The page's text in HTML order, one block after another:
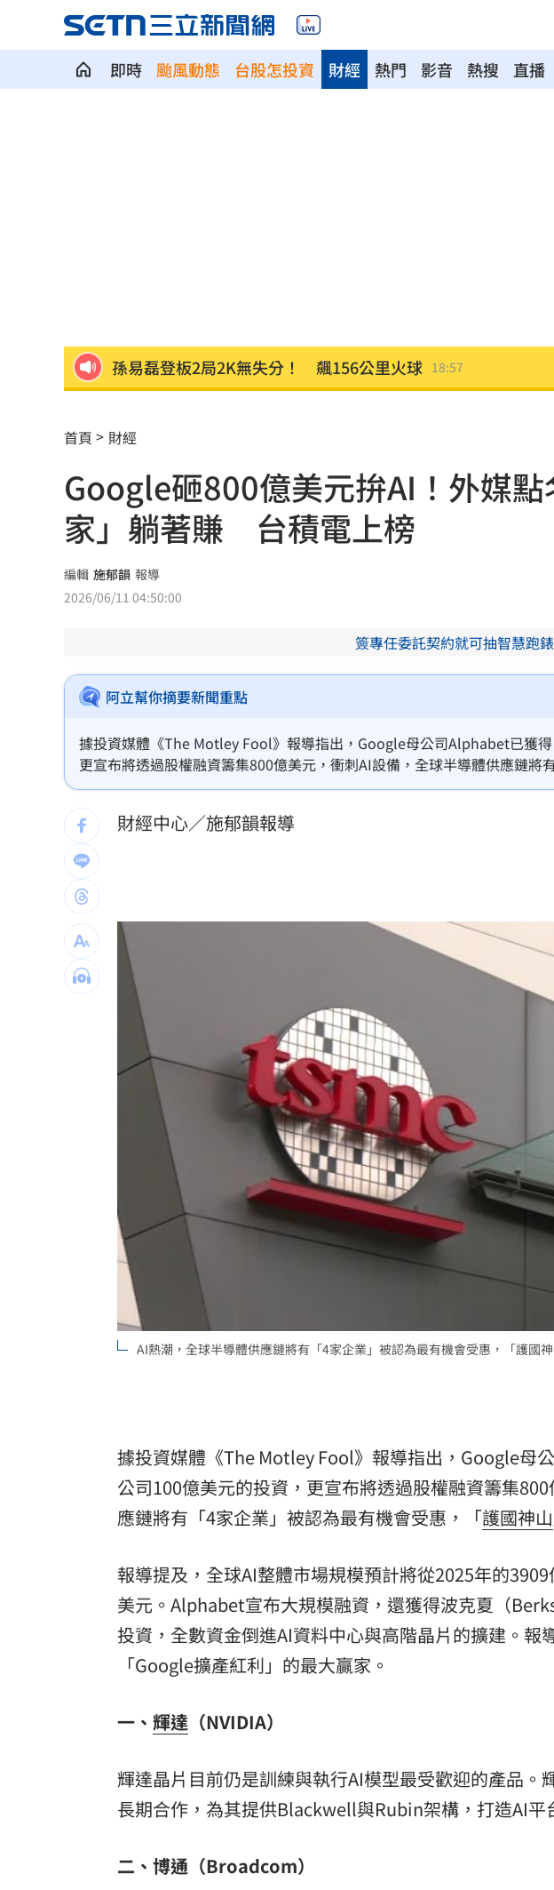
即時 颱風動態 台股怎投資 熱門 影音 熱搜 直播
財經
孫易磊登板2局2K無失分！ 飆156公里火球 18:57
颱風紫暴雨今晚開炸 估「這時」解除海警
傅家接班人幕僚酒駕遭移送！公所火速准辭 18:52
獅子座新月伴日蝕！12星座一週運勢出爐 18:45
桃猿二軍單場僅3投 副領隊曝下週可緩解
颱風硬闖海邊！巨浪來1家4剩3 男童被捲走
大盤收紅、正二反跌？ 拆解槓反ETF秒懂 18:39
白海豚逼近強降雨 石門單日狂洩508萬噸
專家喊台股「下週噴千點」關鍵訊號 18:33
男星拍足球戲正中要害 導演喊：效果很好 18:22
父親節辭世 前彰化市代蔡裕昌享壽71歲
2度要求修投手丘 魔力藍曝與布雷克有關 18:14
台灣彩券開獎直播中
LIVE三立+24小時直播 15:27
三立iNEWS新聞台線上直播 18:00
台彩父親節推新刮刮樂千萬頭獎超「爸」氣 12:00
商場戰國來臨 台中「頂奢大道」逐漸成形 12:00
「拍片人的多重宇宙」職涯論壇9/12登場！
8國球員齊聚高雄 Formosa 7s掀足球熱潮 10:00
理想混蛋號召粉絲跨海追星吃美食！ 18:15
首頁 財經
Google砸800億美元拚AI！外媒
家」躺著賺 台積電上榜
編輯 施郁韻 報導
2026/06/11 04:50:00
簽專任委託契約就可抽智慧跑錶
阿立幫你摘要新聞重點
據投資媒體《The Motley Fool》報導指出，Google母公司Alphabet已獲
更宣布將透過股權融資籌集800億美元，衝刺AI設備，全球半導體供應鏈將
神山」台積電也入列。
財經中心／施郁韻報導
AI熱潮，全球半導體供應鏈將有「4家企業」被認為最有機會受惠，「護國
據投資媒體《The Motley Fool》報導指出，Google母
公司100億美元的投資，更宣布將透過股權融資籌集
應鏈將有「4家企業」被認為最有機會受惠，「護國神山
報導提及，全球AI整體市場規模預計將從2025年的
美元。Alphabet宣布大規模融資，還獲得波克夏（
投資，全數資金倒進AI資料中心與高階晶片的擴建。報
「Google擴產紅利」的最大贏家。
一、 輝達 （NVIDIA）
輝達晶片目前仍是訓練與執行AI模型最受歡迎的產品
長期合作，為其提供Blackwell與Rubin架構，打造AI平
二、博通（Broadcom）